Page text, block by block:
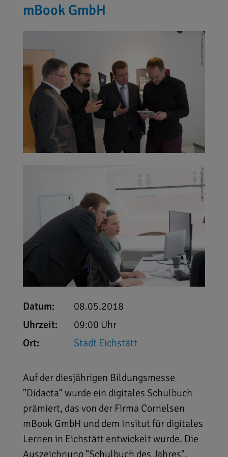
mBook GmbH
Datum:
08.05.2018
Uhrzeit:
09:00 Uhr
Ort:
Stadt Eichstätt
Auf der diesjährigen Bildungsmesse
"Didacta" wurde ein digitales Schulbuch
prämiert, das von der Firma Cornelsen
mBook GmbH und dem Insitut für digitales
Lernen in Eichstätt entwickelt wurde. Die
Auszeichnung "Schulbuch des Jahres",